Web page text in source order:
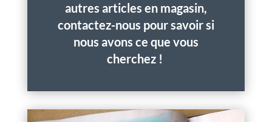
autres articles en magasin,
contactez-nous pour savoir si
nous avons ce que vous
cherchez !